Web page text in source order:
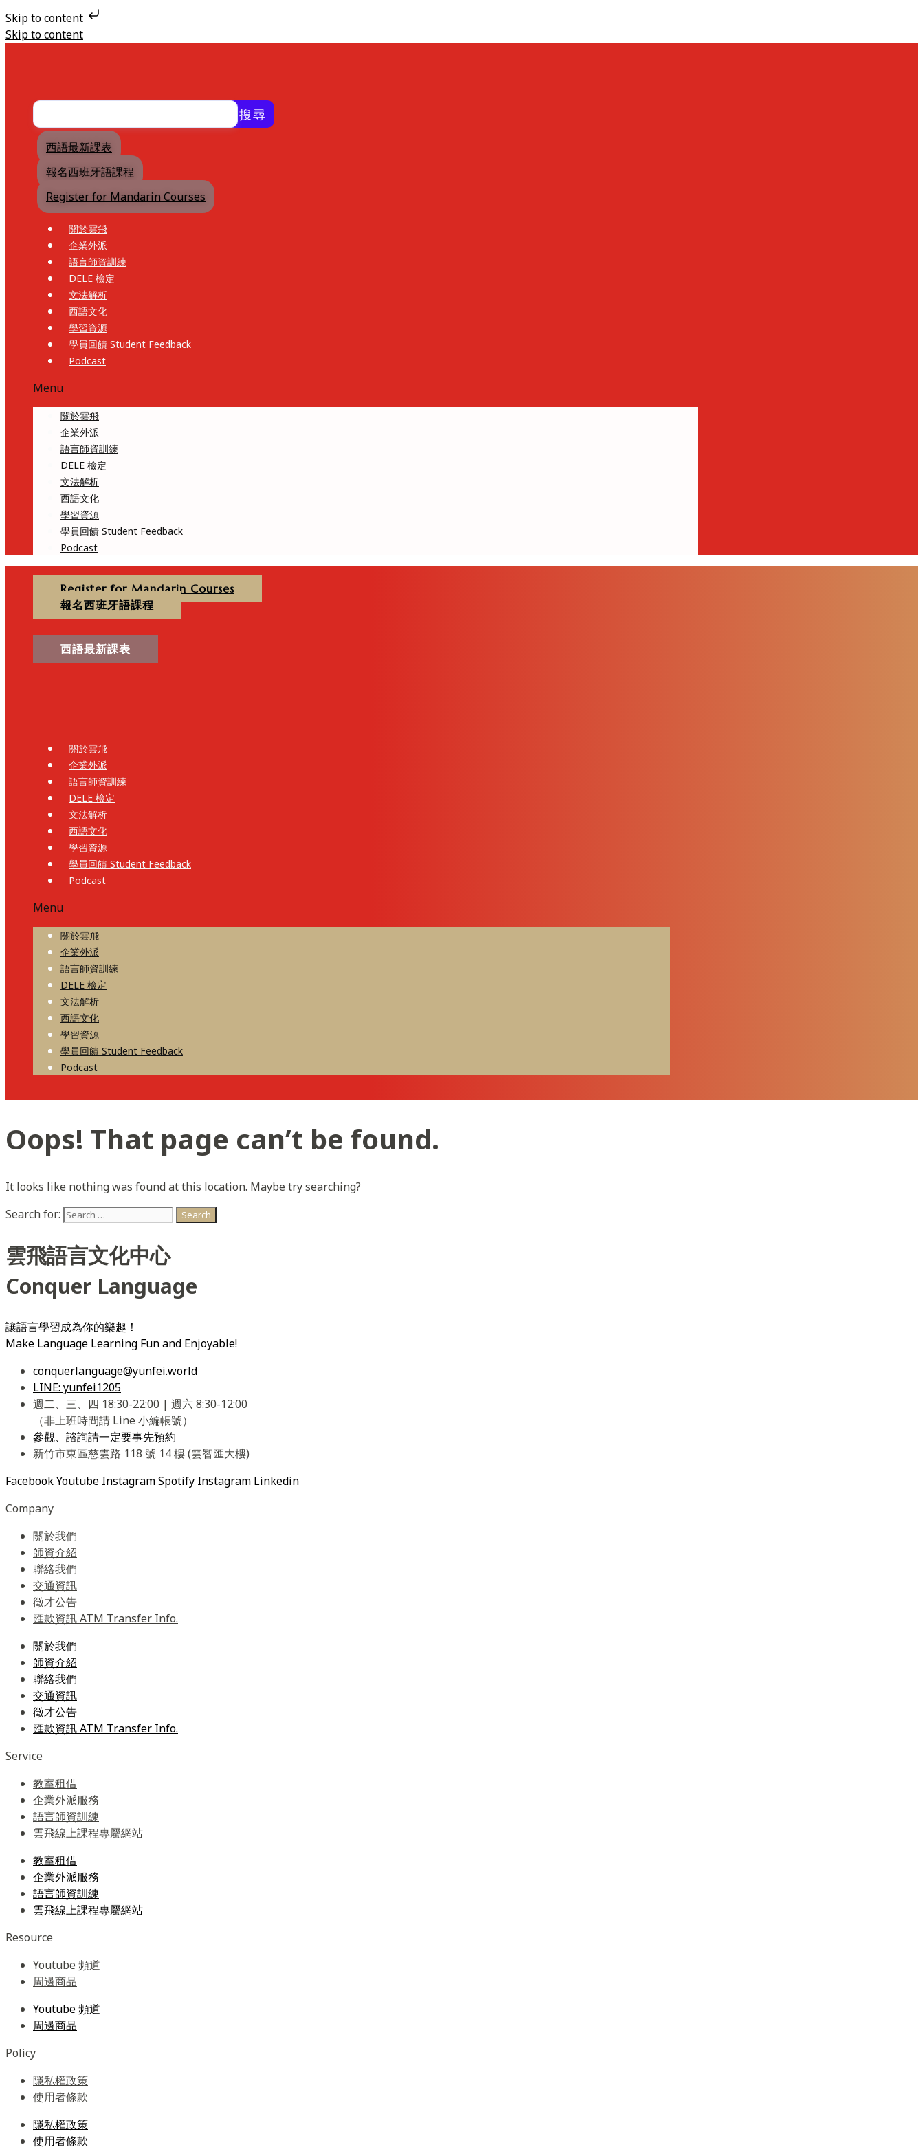
Skip to content
Skip to content
搜尋
西語最新課表
報名西班牙語課程
Register for Mandarin Courses
關於雲飛
企業外派
語言師資訓練
DELE 檢定
文法解析
西語文化
學習資源
學員回饋 Student Feedback
Podcast
Menu
關於雲飛
企業外派
語言師資訓練
DELE 檢定
文法解析
西語文化
學習資源
學員回饋 Student Feedback
Podcast
Register for Mandarin Courses
報名西班牙語課程
西語最新課表
關於雲飛
企業外派
語言師資訓練
DELE 檢定
文法解析
西語文化
學習資源
學員回饋 Student Feedback
Podcast
Menu
關於雲飛
企業外派
語言師資訓練
DELE 檢定
文法解析
西語文化
學習資源
學員回饋 Student Feedback
Podcast
Oops! That page can’t be found.
It looks like nothing was found at this location. Maybe try searching?
Search for:
雲飛語言文化中心
Conquer Language
讓語言學習成為你的樂趣！
Make Language Learning Fun and Enjoyable!
conquerlanguage@yunfei.world
LINE: yunfei1205
週二、三、四 18:30-22:00 | 週六 8:30-12:00
（非上班時間請 Line 小編帳號）
參觀、諮詢請一定要事先預約
新竹市東區慈雲路 118 號 14 樓 (雲智匯大樓)
FacebookYoutube InstagramSpotify Instagram Linkedin
Company
關於我們
師資介紹
聯絡我們
交通資訊
徵才公告
匯款資訊 ATM Transfer Info.
關於我們
師資介紹
聯絡我們
交通資訊
徵才公告
匯款資訊 ATM Transfer Info.
Service
教室租借
企業外派服務
語言師資訓練
雲飛線上課程專屬網站
教室租借
企業外派服務
語言師資訓練
雲飛線上課程專屬網站
Resource
Youtube 頻道
周邊商品
Youtube 頻道
周邊商品
Policy
隱私權政策
使用者條款
隱私權政策
使用者條款